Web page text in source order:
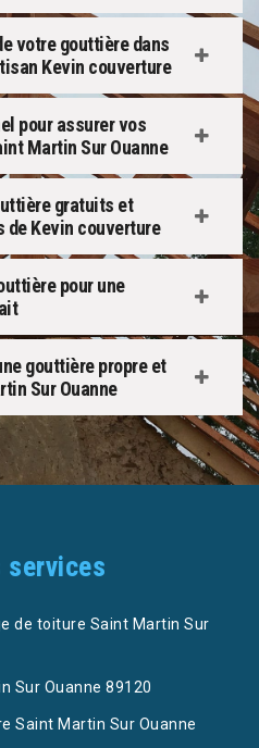
votre gouttière dans
Kevin couverture
pour assurer vos
Martin Sur Ouanne
gratuits et
de Kevin couverture
pour une
gouttière propre et
Sur Ouanne
services
de toiture Saint Martin Sur
Sur Ouanne 89120
Saint Martin Sur Ouanne